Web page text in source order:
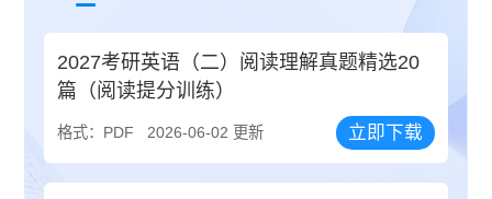
2027考研英语（二）阅读理解真题精选20
篇（阅读提分训练）
格式：PDF 2026-06-02 更新 立即下载